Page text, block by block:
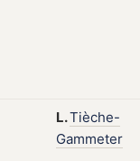
L.Tièche-
Gammeter